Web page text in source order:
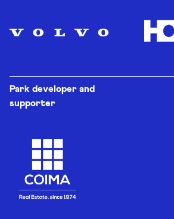
Park developer and
supporter